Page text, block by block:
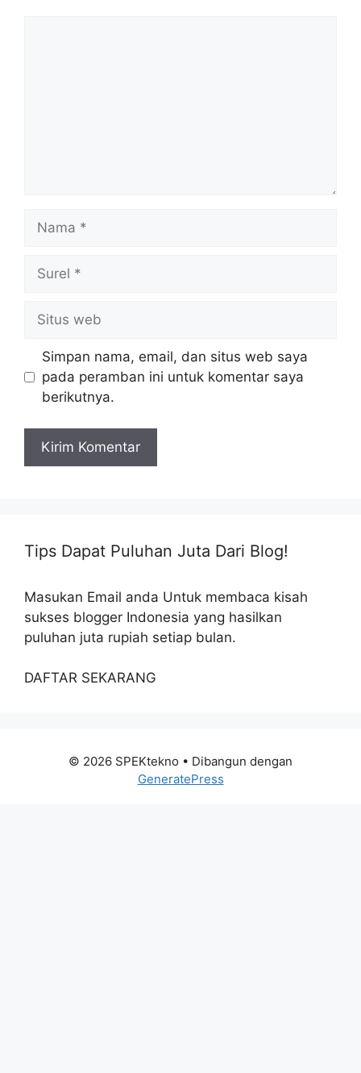
Nama
Surel
Situs
web
Simpan nama, email, dan situs web saya
pada peramban ini untuk komentar saya
berikutnya.
Tips Dapat Puluhan Juta Dari Blog!
Masukan Email anda Untuk membaca kisah
sukses blogger Indonesia yang hasilkan
puluhan juta rupiah setiap bulan.
DAFTAR SEKARANG
© 2026 SPEKtekno • Dibangun dengan
GeneratePress